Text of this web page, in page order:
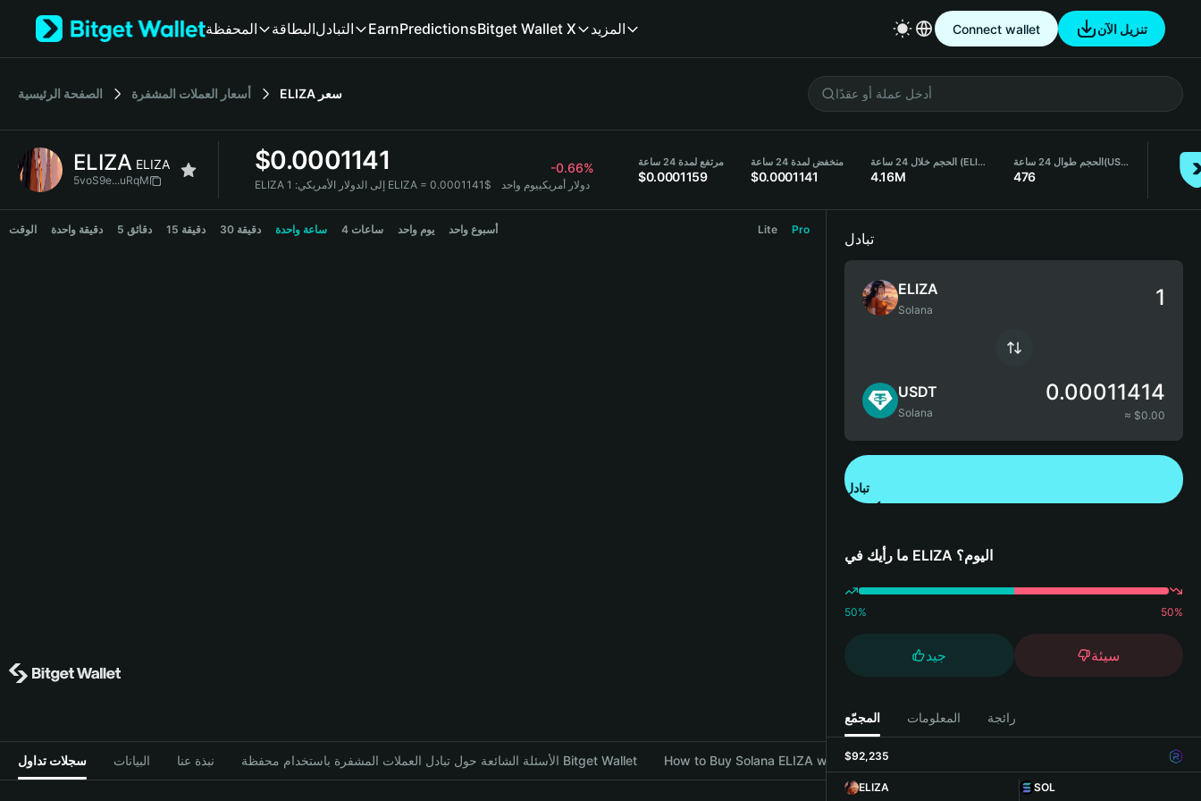
Tiếng Việt
Español (Latinoamérica)
Français
Deutsch
繁體中文
المحفظة البطاقةالتبادل EarnPredictionsBitget Wallet X المزيد Connect wallet تنزيل الآن
الصفحة الرئيسية أسعار العملات المشفرة ELIZA سعر
ELIZA ELIZA
5voS9e...uRqM
$0.0001141 -0.66%
ELIZA إلى الدولار الأمريكي: 1 ELIZA = 0.0001141$ دولار أمريكييوم واحد
مرتفع لمدة 24 ساعة
$0.0001159
منخفض لمدة 24 ساعة
$0.0001141
الحجم خلال 24 ساعة (ELIZA)
4.16M
الحجم طوال 24 ساعة(USDT)
476
ELIZA Price Chart
الوقت دقيقة واحدة 5 دقائق 15 دقيقة 30 دقيقة ساعة واحدة 4 ساعات يوم واحد أسبوع واحد Lite Pro
سجلات تداول البيانات نبذة عنا الأسئلة الشائعة حول تبادل العملات المشفرة باستخدام محفظة Bitget Wallet How to Buy Solana ELIZA with Bitget Wallet
تبادل
ELIZA
Solana
USDT
Solana
0.00011414
≈ $0.00
تبادل
ما رأيك في ELIZA اليوم؟
50% 50%
جيد سيئة
المجمّع المعلومات رائجة
$92,235
ELIZA
SOL